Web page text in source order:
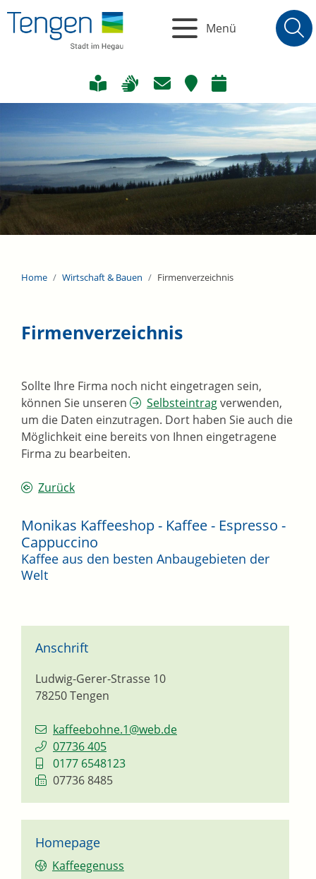
Menü
Home Wirtschaft & Bauen Firmenverzeichnis
Firmenverzeichnis
Sollte Ihre Firma noch nicht eingetragen sein,
können Sie unseren
Selbsteintragverwenden,
um die Daten einzutragen. Dort haben Sie auch die
Möglichkeit eine bereits von Ihnen eingetragene
Firma zu bearbeiten.
Zurück
Monikas Kaffeeshop - Kaffee - Espresso -
Cappuccino
Kaffee aus den besten Anbaugebieten der
Welt
Anschrift
Ludwig-Gerer-Strasse 10
78250Tengen
kaffeebohne.1@web.de
07736 405
0177 6548123
07736 8485
Homepage
Kaffeegenuss